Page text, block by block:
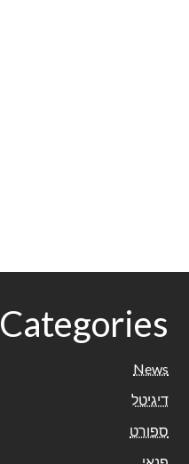
Categories
News
דיגיטל
ספורט